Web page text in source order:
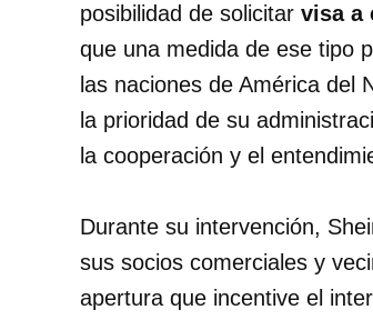
posibilidad de solicitar visa a
que una medida de ese tipo
las naciones de América del
la prioridad de su
la cooperación y el
Durante su intervención,
sus socios comerciales y
apertura que incentive el